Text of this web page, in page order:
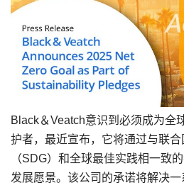
Black＆Veatch意识到必须成为全
护者，最近宣布，它将通过与联
（SDG）和全球最佳实践相一致
发展愿景。该公司的承诺将解决